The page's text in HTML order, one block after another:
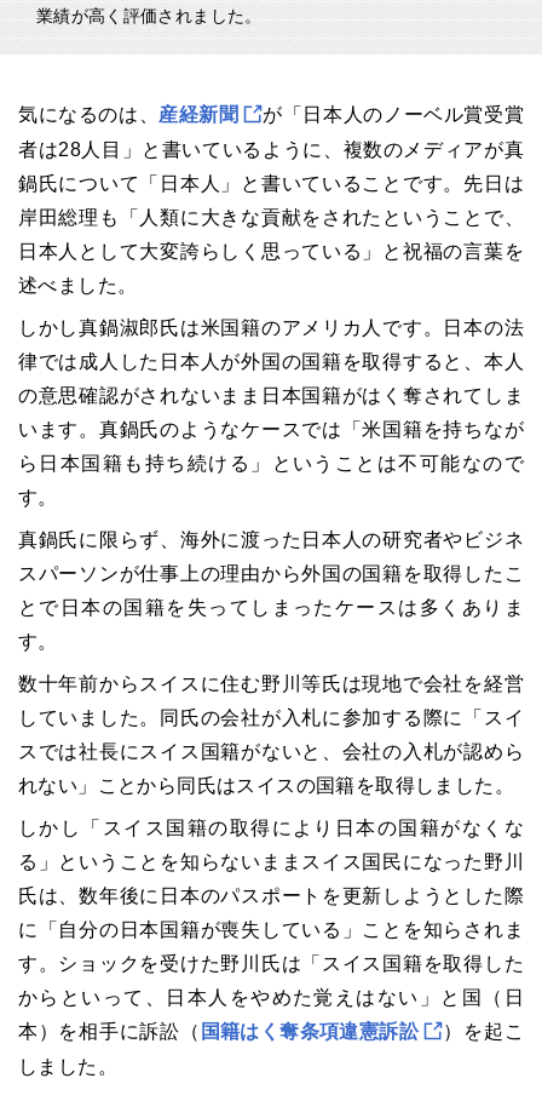
業績が高く評価されました。
気になるのは、 産経新聞
が「日本人のノーベル賞受賞
者は28人目」と書いているように、複数のメディアが真
鍋氏について「日本人」と書いていることです。先日は
岸田総理も「人類に大きな貢献をされたということで、
日本人として大変誇らしく思っている」と祝福の言葉を
述べました。
しかし真鍋淑郎氏は米国籍のアメリカ人です。日本の法
律では成人した日本人が外国の国籍を取得すると、本人
の意思確認がされないまま日本国籍がはく奪されてしま
います。真鍋氏のようなケースでは「米国籍を持ちなが
ら日本国籍も持ち続ける」ということは不可能なので
す。
真鍋氏に限らず、海外に渡った日本人の研究者やビジネ
スパーソンが仕事上の理由から外国の国籍を取得したこ
とで日本の国籍を失ってしまったケースは多くありま
す。
数十年前からスイスに住む野川等氏は現地で会社を経営
していました。同氏の会社が入札に参加する際に「スイ
スでは社長にスイス国籍がないと、会社の入札が認めら
れない」ことから同氏はスイスの国籍を取得しました。
しかし「スイス国籍の取得により日本の国籍がなくな
る」ということを知らないままスイス国民になった野川
氏は、数年後に日本のパスポートを更新しようとした際
に「自分の日本国籍が喪失している」ことを知らされま
す。ショックを受けた野川氏は「スイス国籍を取得した
からといって、日本人をやめた覚えはない」と国（日
本）を相手に訴訟（ 国籍はく奪条項違憲訴訟
）を起こ
しました。